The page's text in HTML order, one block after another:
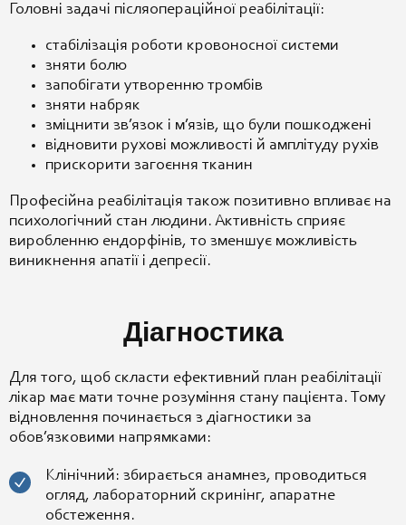
Головні задачі післяопераційної реабілітації:
стабілізація роботи кровоносної системи
зняти болю
запобігати утворенню тромбів
зняти набряк
зміцнити зв’язок і м’язів, що були пошкоджені
відновити рухові можливості й амплітуду рухів
прискорити загоєння тканин
Професійна реабілітація також позитивно впливає на
психологічний стан людини. Активність сприяє
виробленню ендорфінів, то зменшує можливість
виникнення апатії і депресії.
Діагностика
Для того, щоб скласти ефективний план реабілітації
лікар має мати точне розуміння стану пацієнта. Тому
відновлення починається з діагностики за
обов’язковими напрямками:
Клінічний: збирається анамнез, проводиться
огляд, лабораторний скринінг, апаратне
обстеження.